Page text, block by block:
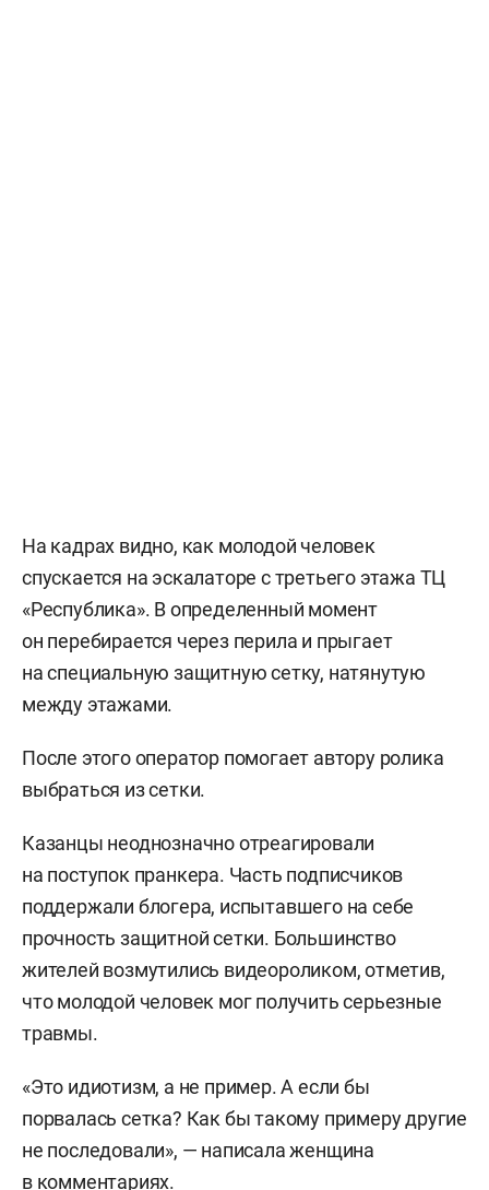
На кадрах видно, как молодой человек
спускается на эскалаторе с третьего этажа ТЦ
«Республика». В определенный момент
он перебирается через перила и прыгает
на специальную защитную сетку, натянутую
между этажами.
После этого оператор помогает автору ролика
выбраться из сетки.
Казанцы неоднозначно отреагировали
на поступок пранкера. Часть подписчиков
поддержали блогера, испытавшего на себе
прочность защитной сетки. Большинство
жителей возмутились видеороликом, отметив,
что молодой человек мог получить серьезные
травмы.
«Это идиотизм, а не пример. А если бы
порвалась сетка? Как бы такому примеру другие
не последовали», — написала женщина
в комментариях.